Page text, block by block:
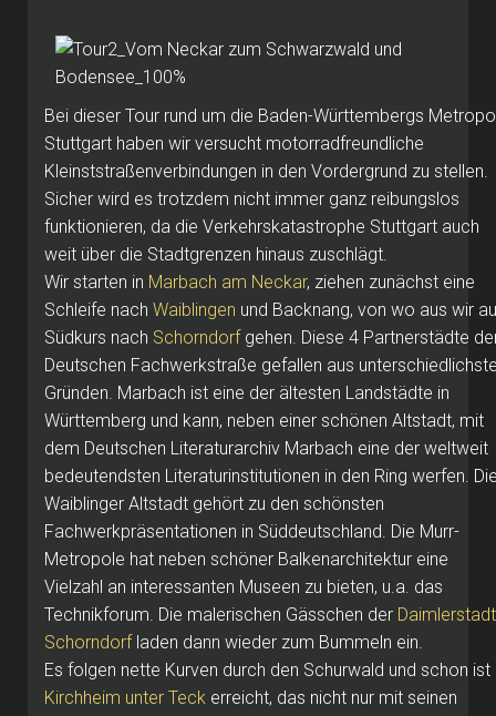
Bei dieser Tour rund um die Baden-Württembergs
Stuttgart haben wir versucht motorradfreundliche
Kleinststraßenverbindungen in den Vordergrund zu stellen.
Sicher wird es trotzdem nicht immer ganz reibungslos
funktionieren, da die Verkehrskatastrophe Stuttgart auch
weit über die Stadtgrenzen hinaus zuschlägt.
Wir starten in Marbach am Neckar, ziehen zunächst eine
Schleife nach Waiblingen und Backnang, von wo aus wir
Südkurs nach Schorndorfgehen. Diese 4 Partnerstädte
Deutschen Fachwerkstraße gefallen aus
Gründen. Marbach ist eine der ältesten Landstädte in
Württemberg und kann, neben einer schönen Altstadt, mit
dem Deutschen Literaturarchiv Marbach eine der weltweit
bedeutendsten Literaturinstitutionen in den Ring werfen.
Waiblinger Altstadt gehört zu den schönsten
Fachwerkpräsentationen in Süddeutschland. Die Murr-
Metropole hat neben schöner Balkenarchitektur eine
Vielzahl an interessanten Museen zu bieten, u.a. das
Technikforum. Die malerischen Gässchen der Daimlerstadt
Schorndorfladen dann wieder zum Bummeln ein.
Es folgen nette Kurven durch den Schurwald und schon ist
Kirchheim unter Teck erreicht, das nicht nur mit seinen